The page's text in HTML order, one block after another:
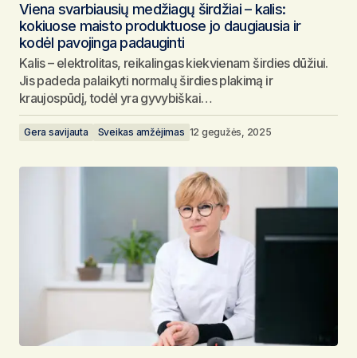
Viena svarbiausių medžiagų širdžiai – kalis:
kokiuose maisto produktuose jo daugiausia ir
kodėl pavojinga padauginti
Kalis – elektrolitas, reikalingas kiekvienam širdies dūžiui.
Jis padeda palaikyti normalų širdies plakimą ir
kraujospūdį, todėl yra gyvybiškai…
Gera savijauta Sveikas amžėjimas 12 gegužės, 2025